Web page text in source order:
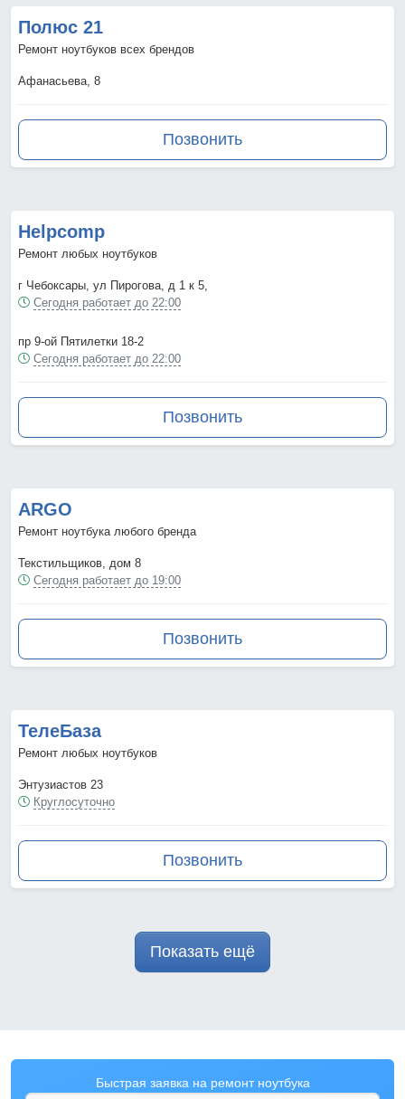
Полюс 21
Ремонт ноутбуков всех брендов
Афанасьева, 8
Позвонить
Helpcomp
Ремонт любых ноутбуков
г Чебоксары, ул Пирогова, д 1 к 5,
Сегодня работает до 22:00
пр 9-ой Пятилетки 18-2
Сегодня работает до 22:00
Позвонить
ARGO
Ремонт ноутбука любого бренда
Текстильщиков, дом 8
Сегодня работает до 19:00
Позвонить
ТелеБаза
Ремонт любых ноутбуков
Энтузиастов 23
Круглосуточно
Позвонить
Показать ещё
Быстрая заявка на ремонт ноутбука